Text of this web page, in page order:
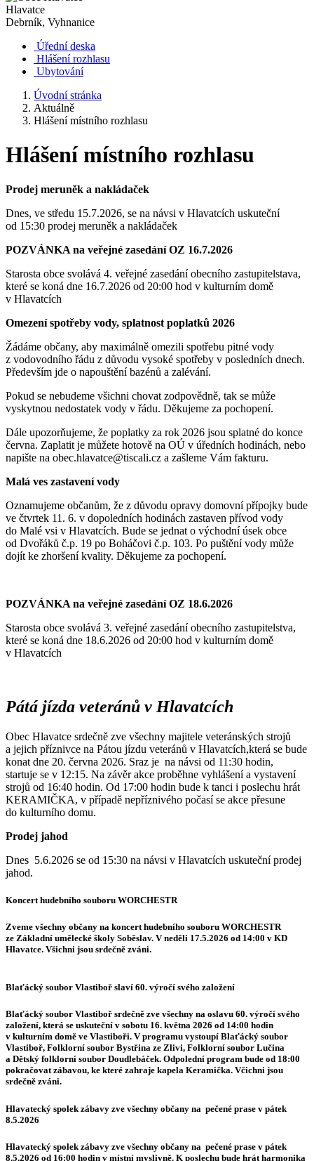
Hlavatce
Debrník, Vyhnanice
Úřední deska
Hlášení rozhlasu
Ubytování
Úvodní stránka
Aktuálně
Hlášení místního rozhlasu
Hlášení místního rozhlasu
Prodej meruněk a nakládaček
Dnes, ve středu 15.7.2026, se na návsi v Hlavatcích uskuteční
od 15:30 prodej meruněk a nakládaček
POZVÁNKA na veřejné zasedání OZ 16.7.2026
Starosta obce svolává 4. veřejné zasedání obecního zastupitelstava,
které se koná dne 16.7.2026 od 20:00 hod v kulturním domě
v Hlavatcích
Omezení spotřeby vody, splatnost poplatků 2026
Žádáme občany, aby maximálně omezili spotřebu pitné vody
z vodovodního řádu z důvodu vysoké spotřeby v posledních dnech.
Především jde o napouštění bazénů a zalévání.
Pokud se nebudeme všichni chovat zodpovědně, tak se může
vyskytnou nedostatek vody v řádu. Děkujeme za pochopení.
Dále upozorňujeme, že poplatky za rok 2026 jsou splatné do konce
června. Zaplatit je můžete hotově na OÚ v úředních hodinách, nebo
napište na obec.hlavatce@tiscali.cz a zašleme Vám fakturu.
Malá ves zastavení vody
Oznamujeme občanům, že z důvodu opravy domovní přípojky bude
ve čtvrtek 11. 6. v dopoledních hodinách zastaven přívod vody
do Malé vsi v Hlavatcích. Bude se jednat o východní úsek obce
od Dvořáků č.p. 19 po Boháčovi č.p. 103. Po puštění vody může
dojít ke zhoršení kvality. Děkujeme za pochopení.
POZVÁNKA na veřejné zasedání OZ 18.6.2026
Starosta obce svolává 3. veřejné zasedání obecního zastupitelstva,
které se koná dne 18.6.2026 od 20:00 hod v kulturním domě
v Hlavatcích
Pátá jízda veteránů v Hlavatcích
Obec Hlavatce srdečně zve všechny majitele veteránských strojů
a jejich příznivce na Pátou jízdu veteránů v Hlavatcích,která se bude
konat dne 20. června 2026. Sraz je na návsi od 11:30 hodin,
startuje se v 12:15. Na závěr akce proběhne vyhlášení a vystavení
strojů od 16:40 hodin. Od 17:00 hodin bude k tanci i poslechu hrát
KERAMIČKA, v případě nepříznivého počasí se akce přesune
do kulturního domu.
Prodej jahod
Dnes 5.6.2026 se od 15:30 na návsi v Hlavatcích uskuteční prodej
jahod.
Koncert hudebního souboru WORCHESTR
Zveme všechny občany na koncert hudebního souboru WORCHESTR
ze Základní umělecké školy Soběslav. V neděli 17.5.2026 od 14:00 v KD
Hlavatce. Všichni jsou srdečně zváni.
Blaťácký soubor Vlastiboř slaví 60. výročí svého založení
Blaťácký soubor Vlastiboř srdečně zve všechny na oslavu 60. výročí svého
založení, která se uskuteční v sobotu 16. května 2026 od 14:00 hodin
v kulturním domě ve Vlastiboři. V programu vystoupí Blaťácký soubor
Vlastiboř, Folklorní soubor Bystřina ze Zlivi, Folklorní soubor Lučina
a Dětský folklorní soubor Doudlebáček. Odpolední program bude od 18:00
pokračovat zábavou, ke které zahraje kapela Keramička. Včichni jsou
srdečně zváni.
Hlavatecký spolek zábavy zve všechny občany na pečené prase v pátek
8.5.2026
Hlavatecký spolek zábavy zve všechny občany na pečené prase v pátek
8.5.2026 od 16:00 hodin v místní myslivně. K poslechu bude hrát harmonika